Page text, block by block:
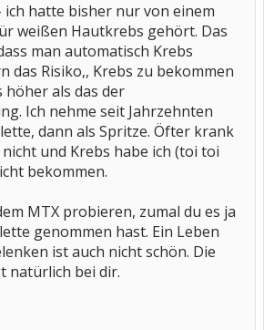
ich hatte bisher nur von einem
weißen Hautkrebs gehört. Das
man automatisch Krebs
das Risiko,, Krebs zu bekommen
höher als das der
Ich nehme seit Jahrzehnten
dann als Spritze. Öfter krank
und Krebs habe ich (toi toi
bekommen.
MTX probieren, zumal du es ja
genommen hast. Ein Leben
ist auch nicht schön. Die
natürlich bei dir.